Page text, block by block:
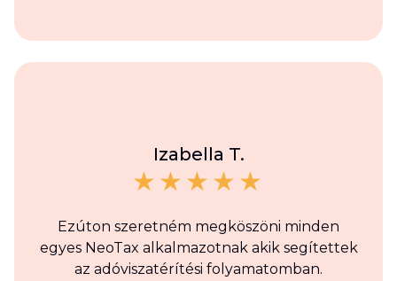
Izabella T.
Ezúton szeretném megköszöni minden
egyes NeoTax alkalmazotnak akik segítettek
az adóviszatérítési folyamatomban.